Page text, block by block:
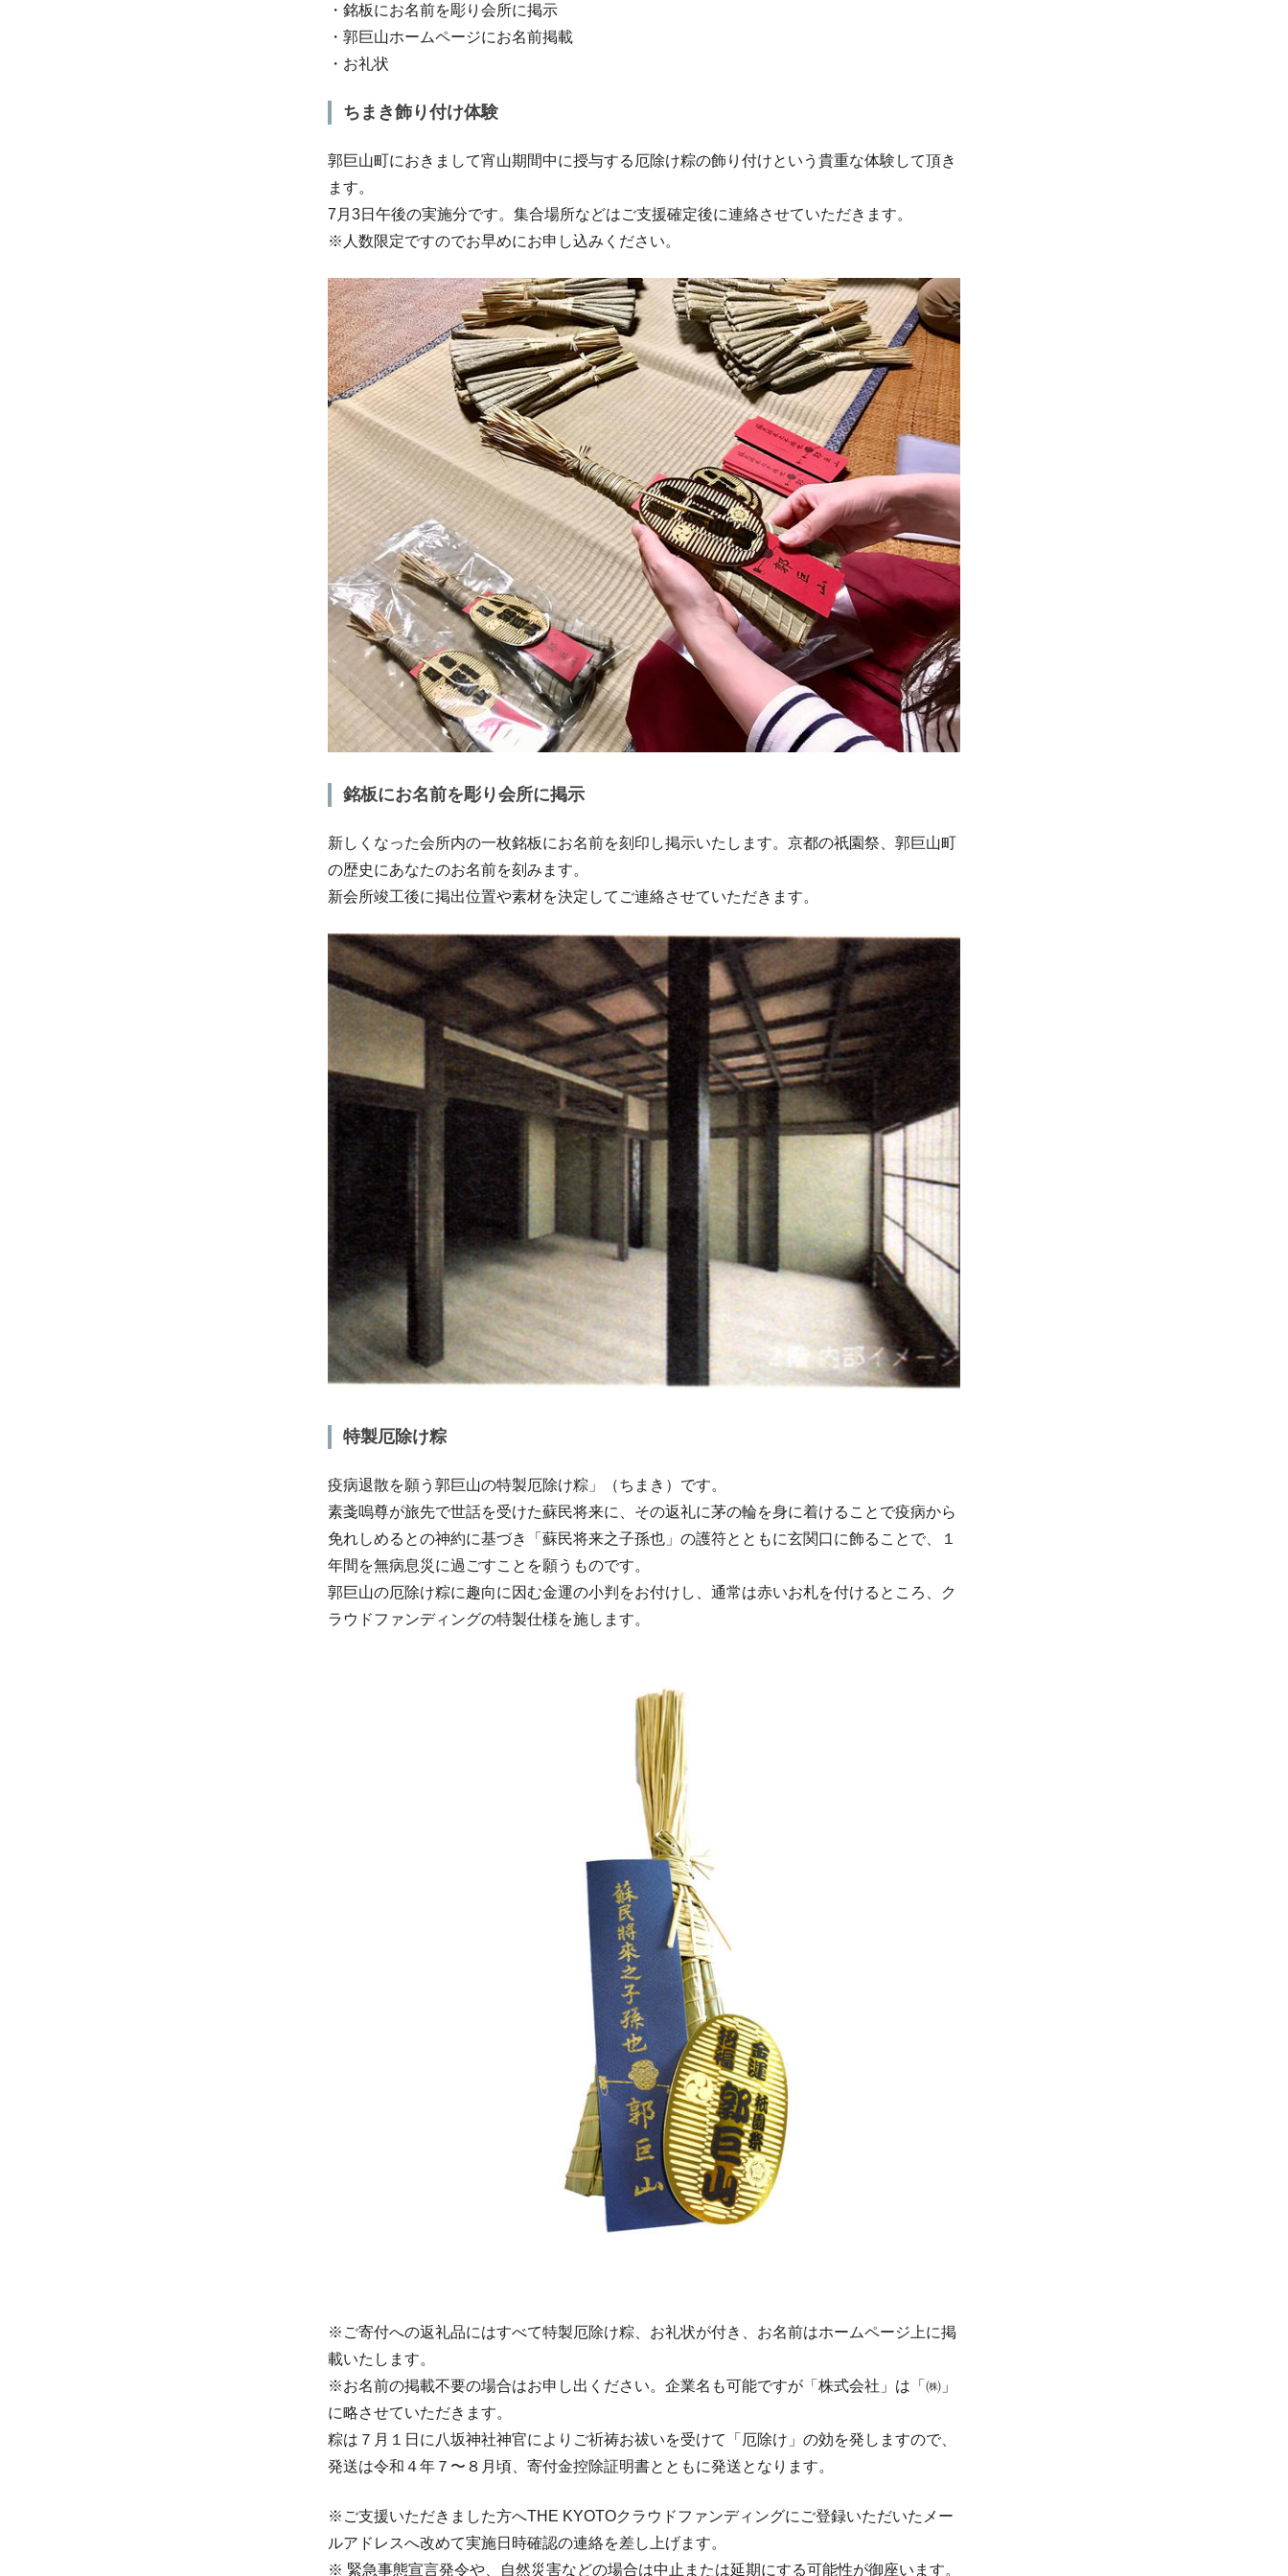
・銘板にお名前を彫り会所に掲示
・郭巨山ホームページにお名前掲載
・お礼状
ちまき飾り付け体験
郭巨山町におきまして宵山期間中に授与する厄除け粽の飾り付けという貴重な体験して頂き
ます。
7月3日午後の実施分です。集合場所などはご支援確定後に連絡させていただきます。
※人数限定ですのでお早めにお申し込みください。
銘板にお名前を彫り会所に掲示
新しくなった会所内の一枚銘板にお名前を刻印し掲示いたします。京都の祇園祭、郭巨山町
の歴史にあなたのお名前を刻みます。
新会所竣工後に掲出位置や素材を決定してご連絡させていただきます。
特製厄除け粽
疫病退散を願う郭巨山の特製厄除け粽」（ちまき）です。
素戔嗚尊が旅先で世話を受けた蘇民将来に、その返礼に茅の輪を身に着けることで疫病から
免れしめるとの神約に基づき「蘇民将来之子孫也」の護符とともに玄関口に飾ることで、１
年間を無病息災に過ごすことを願うものです。
郭巨山の厄除け粽に趣向に因む金運の小判をお付けし、通常は赤いお札を付けるところ、ク
ラウドファンディングの特製仕様を施します。
※ご寄付への返礼品にはすべて特製厄除け粽、お礼状が付き、お名前はホームページ上に掲
載いたします。
※お名前の掲載不要の場合はお申し出ください。企業名も可能ですが「株式会社」は「㈱」
に略させていただきます。
粽は７月１日に八坂神社神官によりご祈祷お祓いを受けて「厄除け」の効を発しますので、
発送は令和４年７〜８月頃、寄付金控除証明書とともに発送となります。
※ご支援いただきました方へTHE KYOTOクラウドファンディングにご登録いただいたメー
ルアドレスへ改めて実施日時確認の連絡を差し上げます。
※ 緊急事態宣言発令や、自然災害などの場合は中止または延期にする可能性が御座います。